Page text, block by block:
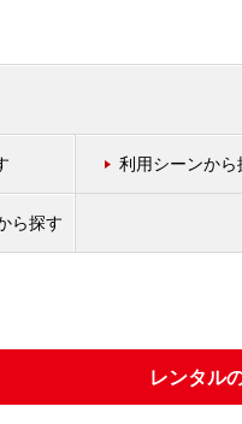
利用シーンから
ら探す
レンタル